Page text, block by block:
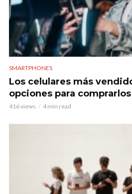
SMARTPHONES
Los celulares más
opciones para
416 views 4 min read